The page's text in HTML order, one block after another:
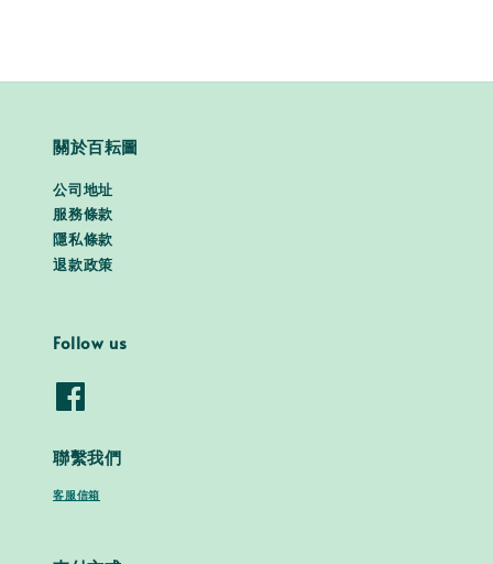
關於百耘圖
公司地址
服務條款
隱私條款
退款政策
Follow us
聯繫我們
客服信箱